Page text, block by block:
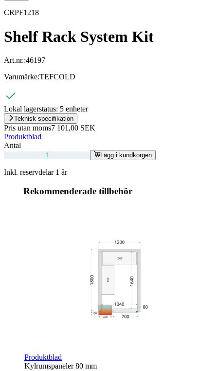
CRPF1218
Shelf Rack System Kit
Art.nr.:46197
Varumärke:TEFCOLD
Lokal lagerstatus: 5 enheter
Teknisk specifikation
Pris utan moms7 101,00 SEK
Produktblad
Antal
Lägg i kundkorgen
Inkl. reservdelar 1 år
Rekommenderade tillbehör
Produktblad
Kylrumspaneler 80 mm